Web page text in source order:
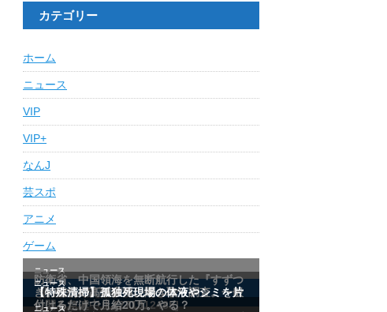
カテゴリー
ホーム
ニュース
VIP
VIP+
なんJ
芸スポ
アニメ
ゲーム
最近の人気記事ランキング